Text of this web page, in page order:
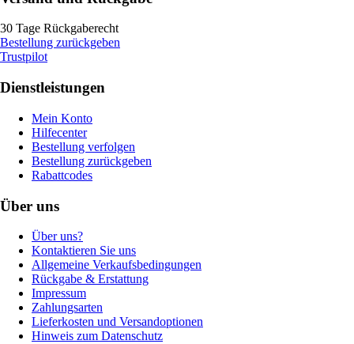
30 Tage Rückgaberecht
Bestellung zurückgeben
Trustpilot
Dienstleistungen
Mein Konto
Hilfecenter
Bestellung verfolgen
Bestellung zurückgeben
Rabattcodes
Über uns
Über uns?
Kontaktieren Sie uns
Allgemeine Verkaufsbedingungen
Rückgabe & Erstattung
Impressum
Zahlungsarten
Lieferkosten und Versandoptionen
Hinweis zum Datenschutz